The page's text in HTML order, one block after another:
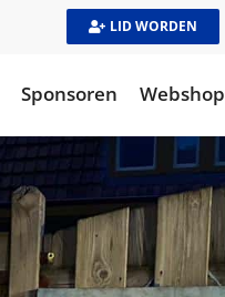
LID WORDEN
Sponsoren Webshop